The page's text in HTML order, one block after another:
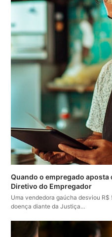
Quando o empregado aposta
Diretivo do Empregador
Uma vendedora gaúcha desviou
doença diante da Justiça…